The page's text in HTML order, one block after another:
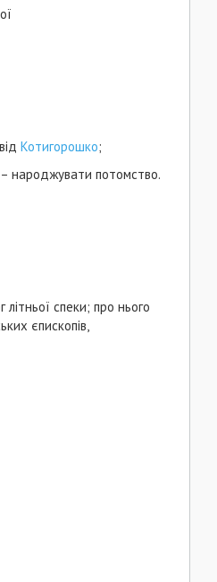
Котигорошко;
народжувати потомство.
літньої спеки; про нього
єпископів,